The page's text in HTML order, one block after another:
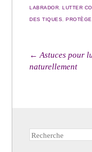
LABRADOR ,LUTTER
DES TIQUES ,
← Astuces pour
naturellement
Recherche